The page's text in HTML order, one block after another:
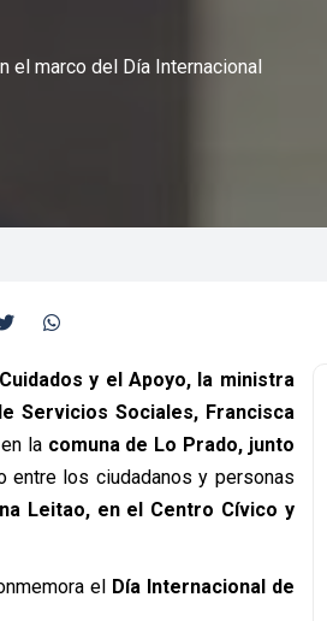
el marco del Día Internacional
y el Apoyo, la ministra
Servicios Sociales, Francisca
la comuna de Lo Prado, junto
entre los ciudadanos y personas
Leitao, en el Centro Cívico y
elDía Internacional de